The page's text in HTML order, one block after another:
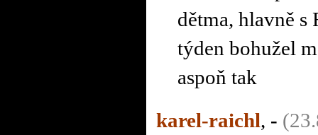
dětma, hlavně s
týden bohužel
aspoň tak
karel-raichl, -